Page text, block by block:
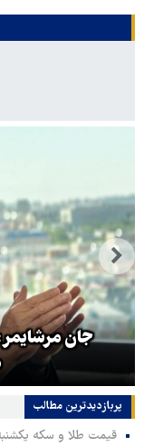
جان
پربازدیدترین‌ مطالب
قیمت طلا و سکه یکشنبه ۱۱ مرداد ۱۴۰۵/ ریزش سنگین سکه